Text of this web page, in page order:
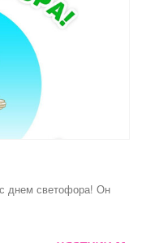
днем светофора! Он